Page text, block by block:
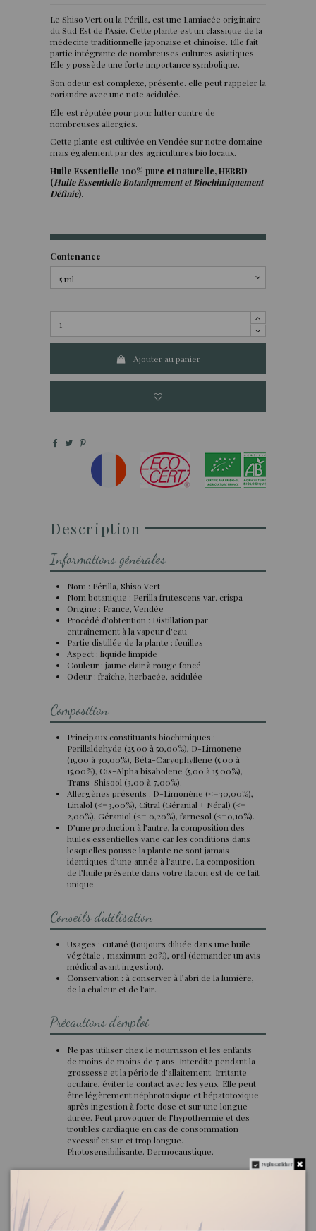
(4 avis)
Le Shiso Vert ou la Périlla, est une Lamiacée originaire
du Sud Est de l'Asie. Cette plante est un classique de la
médecine traditionnelle japonaise et chinoise. Elle fait
partie intégrante de nombreuses cultures asiatiques.
Elle y possède une forte importance symbolique.
Son odeur est complexe, présente. elle peut rappeler la
coriandre avec une note acidulée.
Elle est réputée pourpour lutter contre de
nombreuses allergies.
Cette plante est cultivée en Vendée sur notre domaine
mais également par des agricultures bio locaux.
Huile Essentielle 100% pure et naturelle, HEBBD
(Huile Essentielle Botaniquement et Biochimiquement
Définie).
Contenance
Ajouter au panier
Description
Informations générales
Nom : Périlla, Shiso Vert
Nom botanique : Perilla frutescens var. crispa
Origine : France, Vendée
Procédé d’obtention : Distillation par
entraînement à la vapeur d'eau
Partie distillée de la plante : feuilles
Aspect : liquide limpide
Couleur : jaune clair à rouge foncé
Odeur : fraîche, herbacée, acidulée
Composition
Principaux constituants biochimiques :
Perillaldehyde (25,00 à 50,00%), D-Limonene
(15,00 à 30,00%), Béta-Caryophyllene (5,00 à
15,00%), Cis-Alpha bisabolene (5,00 à 15,00%),
Trans-Shisool (3,00 à 7,00%).
Allergènes présents : D-Limonène (<=30,00%),
Linalol (<=3,00%), Citral (Géranial + Néral) (<=
2,00%), Géraniol (<= 0,20%), farnesol (<=0,10%).
D’une production à l’autre, la composition des
huiles essentielles varie car les conditions dans
lesquelles pousse la plante ne sont jamais
identiques d’une année à l’autre. La composition
de l’huile présente dans votre flacon est de ce fait
unique.
Conseils d'utilisation
Usages : cutané (toujours diluée dans une huile
végétale , maximum 20%), oral (demander un avis
médical avant ingestion).
Conservation : à conserver à l’abri de la lumière,
de la chaleur et de l’air.
Précautions d'emploi
Ne pas utiliser chez le nourrisson et les enfants
de moins de moins de 7 ans. Interdite pendant la
grossesse et la période d’allaitement. Irritante
oculaire, éviter le contact avec les yeux. Elle peut
être légèrement néphrotoxique et hépatotoxique
après ingestion à forte dose et sur une longue
durée. Peut provoquer de l’hypothermie et des
troubles cardiaque en cas de consommation
excessif et sur et trop longue.
Photosensibilisante. Dermocaustique.
Engagement : huile essentielle biologique, 100 %
pure et naturelle origine France, contenant tous
Ne plus afficher